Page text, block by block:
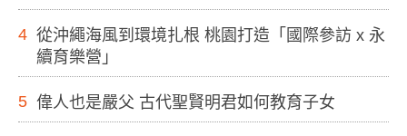
4 從沖繩海風到環境扎根 桃園打造「國際參訪 x 永
續育樂營」
5 偉人也是嚴父 古代聖賢明君如何教育子女